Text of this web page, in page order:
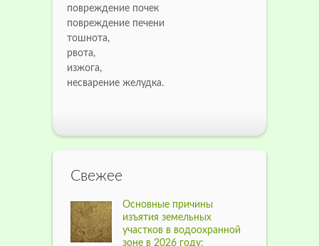
повреждение почек
повреждение печени
тошнота,
рвота,
изжога,
несварение желудка.
Свежее
Основные причины
изъятия земельных
участков в водоохранной
зоне в 2026 году: